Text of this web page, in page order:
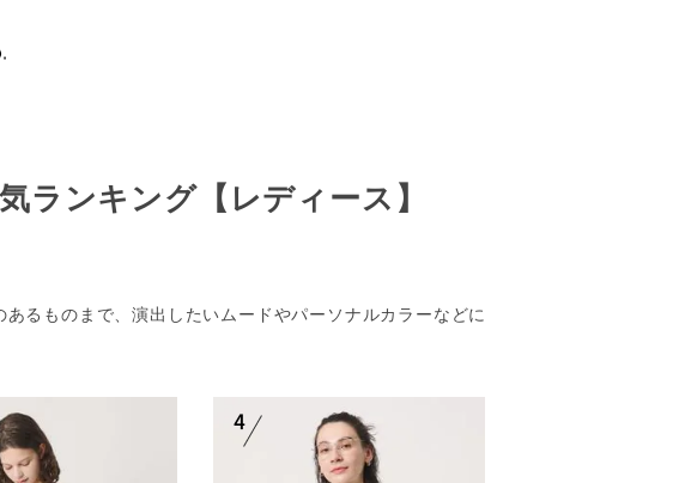
ランキング【レディース】
るものまで、演出したいムードやパーソナルカラーなどに